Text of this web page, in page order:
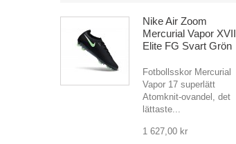
Nike Air Zoom
Mercurial Vapor XVII
Elite FG Svart Grön
Fotbollsskor Mercurial
Vapor 17 superlätt
Atomknit-ovandel, det
lättaste...
1 627,00 kr